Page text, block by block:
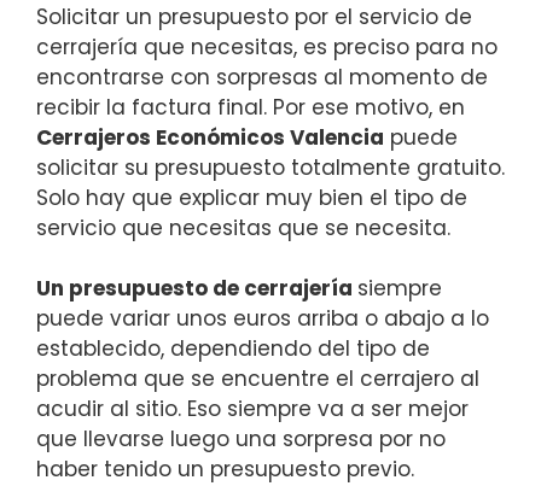
Solicitar un presupuesto por el servicio de
cerrajería que necesitas, es preciso para no
encontrarse con sorpresas al momento de
recibir la factura final. Por ese motivo, en
Cerrajeros Económicos Valencia puede
solicitar su presupuesto totalmente gratuito.
Solo hay que explicar muy bien el tipo de
servicio que necesitas que se necesita.
Un presupuesto de cerrajería siempre
puede variar unos euros arriba o abajo a lo
establecido, dependiendo del tipo de
problema que se encuentre el cerrajero al
acudir al sitio. Eso siempre va a ser mejor
que llevarse luego una sorpresa por no
haber tenido un presupuesto previo.